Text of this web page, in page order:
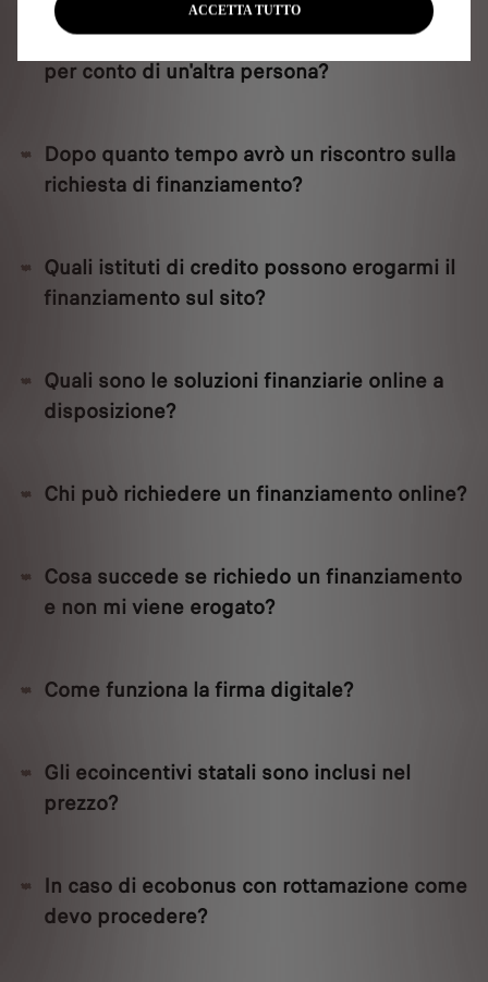
Posso richiedere un finanziamento online
per conto di un'altra persona?
Dopo quanto tempo avrò un riscontro sulla
richiesta di finanziamento?
Quali istituti di credito possono erogarmi il
finanziamento sul sito?
Quali sono le soluzioni finanziarie online a
disposizione?
Chi può richiedere un finanziamento online?
Cosa succede se richiedo un finanziamento
e non mi viene erogato?
Come funziona la firma digitale?
Gli ecoincentivi statali sono inclusi nel
prezzo?
In caso di ecobonus con rottamazione come
devo procedere?
ACCETTA TUTTO